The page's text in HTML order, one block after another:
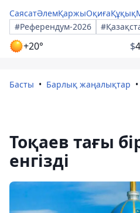
СаясатӘлемҚаржыОқиғаҚұқық
#Референдум-2026
+20° $
Басты Барлық жаңалықтар
Тоқаев тағы
енгізді